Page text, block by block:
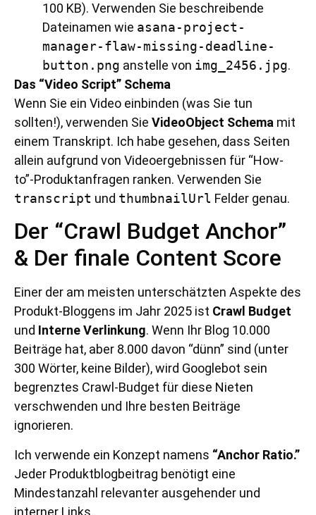
100 KB). Verwenden Sie beschreibende
Dateinamen wie asana-project-
manager-flaw-missing-deadline-
button.png anstelle von img_2456.jpg.
Das “Video Script” Schema
Wenn Sie ein Video einbinden (was Sie tun
sollten!), verwenden Sie VideoObject Schema mit
einem Transkript. Ich habe gesehen, dass Seiten
allein aufgrund von Videoergebnissen für “How-
to”-Produktanfragen ranken. Verwenden Sie
transcript und thumbnailUrl Felder genau.
Der “Crawl Budget Anchor”
& Der finale Content Score
Einer der am meisten unterschätzten Aspekte des
Produkt-Bloggens im Jahr 2025 ist Crawl Budget
und Interne Verlinkung. Wenn Ihr Blog 10.000
Beiträge hat, aber 8.000 davon “dünn” sind (unter
300 Wörter, keine Bilder), wird Googlebot sein
begrenztes Crawl-Budget für diese Nieten
verschwenden und Ihre besten Beiträge
ignorieren.
Ich verwende ein Konzept namens “Anchor Ratio.”
Jeder Produktblogbeitrag benötigt eine
Mindestanzahl relevanter ausgehender und
interner Links.